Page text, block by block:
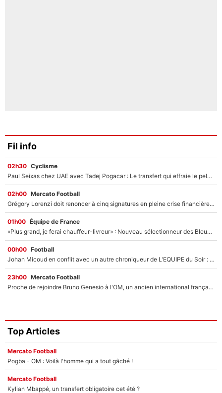
Fil info
02h30 Cyclisme
Paul Seixas chez UAE avec Tadej Pogacar : Le transfert qui effraie le peloton, «c’est la pire des choses qui puisse arriver»
02h00 Mercato Football
Grégory Lorenzi doit renoncer à cinq signatures en pleine crise financière : L’IA propose sept noms à l’OM pour un mercato réussi... à seulement 5M€ !
01h00 Équipe de France
«Plus grand, je ferai chauffeur-livreur» : Nouveau sélectionneur des Bleus, Zinédine Zidane s’était imaginé un avenir très différent lorsqu'il était enfant
00h00 Football
Johan Micoud en conflit avec un autre chroniqueur de L’EQUIPE du Soir : «Pendant un moment, je ne les ai pas remis ensemble dans l'émission»
23h00 Mercato Football
Proche de rejoindre Bruno Genesio à l'OM, un ancien international français va finalement débarquer... sur RMC !
Top Articles
Mercato Football
Pogba - OM : Voilà l'homme qui a tout gâché !
Mercato Football
Kylian Mbappé, un transfert obligatoire cet été ?